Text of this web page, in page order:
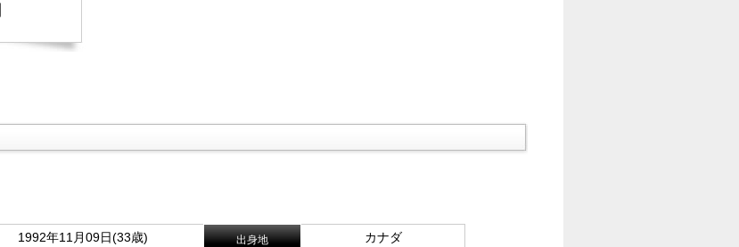
1992年11月09日(33歳) 出身地 カナダ